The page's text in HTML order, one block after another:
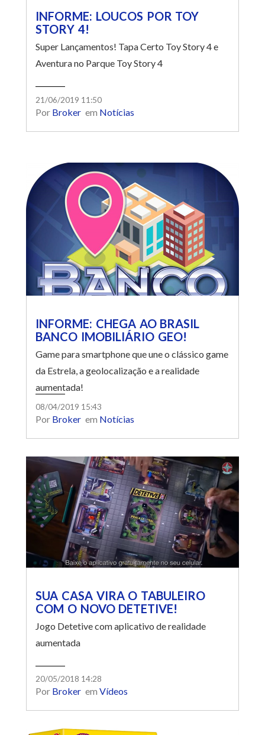
INFORME: LOUCOS POR TOY
STORY 4!
Super Lançamentos! Tapa Certo Toy Story 4 e
Aventura no Parque Toy Story 4
21/06/2019 11:50
Por Broker em Notícias
INFORME: CHEGA AO BRASIL
BANCO IMOBILIÁRIO GEO!
Game para smartphone que une o clássico game
da Estrela, a geolocalização e a realidade
aumentada!
08/04/2019 15:43
Por Broker em Notícias
SUA CASA VIRA O TABULEIRO
COM O NOVO DETETIVE!
Jogo Detetive com aplicativo de realidade
aumentada
20/05/2018 14:28
Por Broker em Vídeos